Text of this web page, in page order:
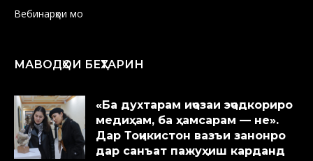
Вебинарҳои мо
МАВОДҲОИ БЕҲТАРИН
«Ба духтарам иҷозаи эҷодкориро
медиҳам, ба ҳамсарам — не».
Дар Тоҷикистон вазъи занонро
дар санъат пажуҳиш карданд